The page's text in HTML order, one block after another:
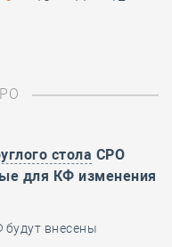
стола СРО
для КФ изменения
будут внесены